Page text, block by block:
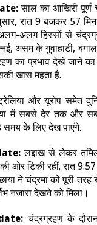
साल का आखिरी
रात 9 बजकर 57
अलग हिस्सों से
असम के गुवाहाटी, बंगाल
का प्रभाव देखे जाने का
खास महता है.
और यूरोप समेत
में सबसे देर तक और
के लिए देख पाएंगे.
लद्दाख से लेकर
ओर टिकी रहीं. रात
ने चंद्रमा को पूरी
नजारा देखने को मिला।
चंद्रग्रहण के